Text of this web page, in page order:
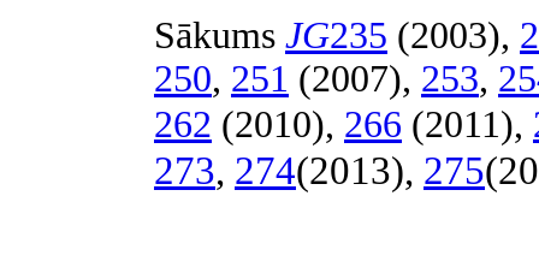
Sākums JG235 (2003),
250, 251 (2007), 253,
262 (2010), 266 (2011),
273, 274(2013), 275